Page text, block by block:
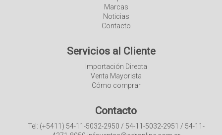
Marcas
Noticias
Contacto
Servicios al Cliente
Importación Directa
Venta Mayorista
Cómo comprar
Contacto
Tel: (+5411) 54-11-5032-2950 / 54-11-5032-2951 / 54-11-